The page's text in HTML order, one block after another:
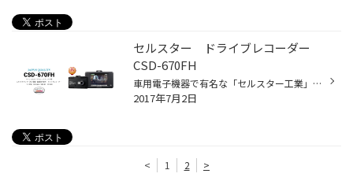
セルスター ドライブレコーダー
CSD-670FH
車用電子機器で有名な「セルスター工業」の高性能ドライブレコーダー「CSD-670FH」のご紹介です。 200万画素でしっかりと、そしてはっきりと記録してくれます。 また、SDカードのメンテナンスが不要なのも人気の一つです。 超速GPS搭載で映像と同時に位置情報もしっかりと記録してくれます。 さらに...
2017年7月2日
< 1 2 >